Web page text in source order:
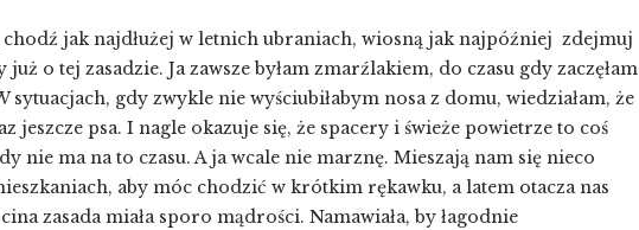
chodź jak najdłużej w letnich ubraniach, wiosną jak najpóźniej zdejmuj
o tej zasadzie. Ja zawsze byłam zmarźlakiem, do czasu gdy zaczęłam
gdy zwykle nie wyściubiłabym nosa z domu, wiedziałam, że
jeszcze psa. I nagle okazuje się, że spacery i świeże powietrze to coś
nie ma na to czasu. A ja wcale nie marznę. Mieszają nam się nieco
aby móc chodzić w krótkim rękawku, a latem otacza nas
zasada miała sporo mądrości. Namawiała, by łagodnie